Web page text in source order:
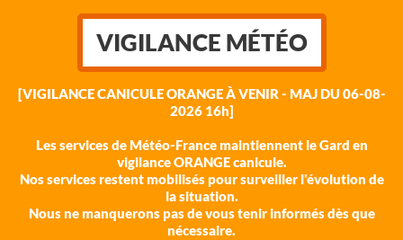
VIGILANCE MÉTÉO
[VIGILANCE CANICULE ORANGE À VENIR - MAJ DU 06-08-
2026 16h]
Les services de Météo-France maintiennent le Gard en
vigilance ORANGE canicule.
Nos services restent mobilisés pour surveiller l'évolution de
la situation.
Nous ne manquerons pas de vous tenir informés dès que
nécessaire.